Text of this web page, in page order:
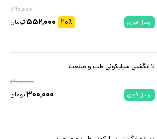
۶۹۰,۰۰۰
ارسال فوری ۲۰٪ ۵۵۲,۰۰۰ تومان
لا انگشتی سیلیکونی طب و صنعت
۳۰۰,۰۰۰
ارسال فوری ۳۰۰,۰۰۰تومان